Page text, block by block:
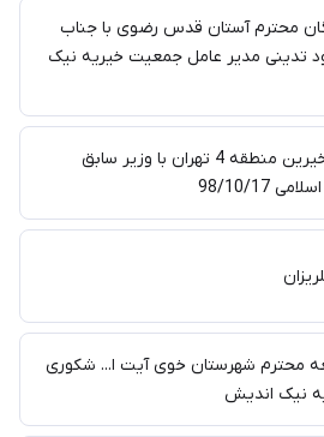
محترم آستان قدس رضوی با جناب
تدینی مدیر عامل جمعیت خیریه نیک
نشست مجمع خیرین منطقه 4 تهران با وزیر سابق
98/10/17
محترم شهرستان خوی آیت ا... شکوری
نیک اندیش